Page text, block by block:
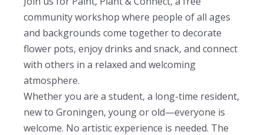
community workshop where people of all ages
and backgrounds come together to decorate
flower pots, enjoy drinks and snack, and connect
with others in a relaxed and welcoming
atmosphere.
Whether you are a student, a long-time resident,
new to Groningen, young or old—everyone is
welcome. No artistic experience is needed. The